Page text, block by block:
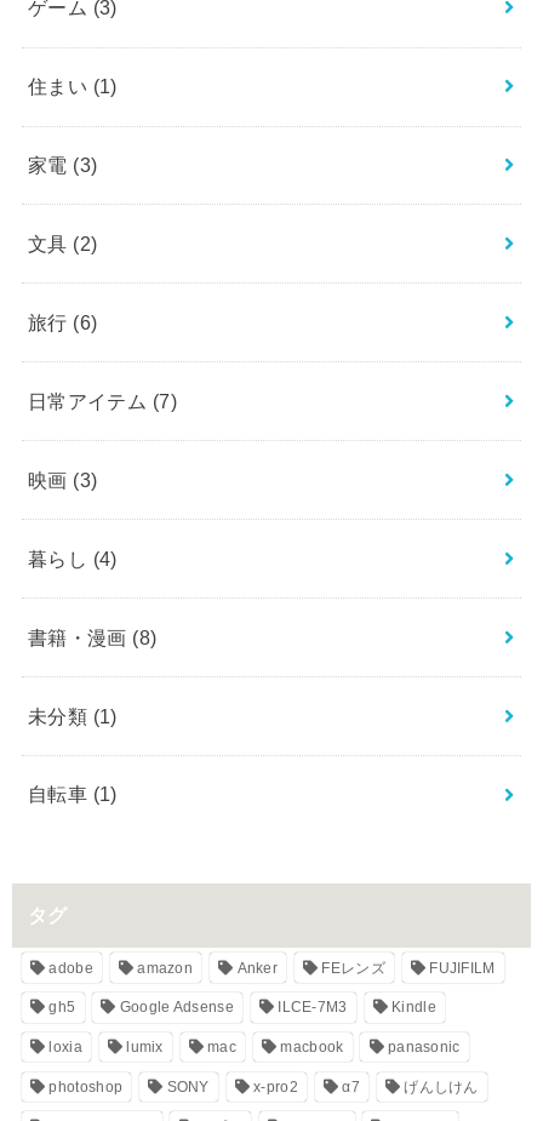
ゲーム (3)
住まい (1)
家電 (3)
文具 (2)
旅行 (6)
日常アイテム (7)
映画 (3)
暮らし (4)
書籍・漫画 (8)
未分類 (1)
自転車 (1)
タグ
adobe amazon Anker FEレンズ FUJIFILM
gh5 Google Adsense ILCE-7M3 Kindle
loxia lumix mac macbook panasonic
photoshop SONY x-pro2 α7 げんしけん